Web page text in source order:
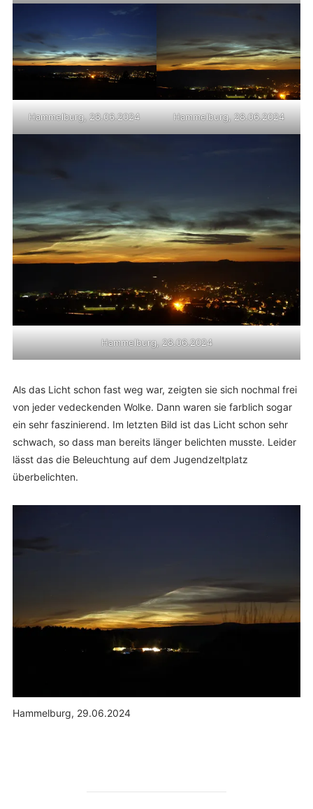
Hammelburg, 28.06.2024 Hammelburg, 28.06.2024
Hammelburg, 28.06.2024
Als das Licht schon fast weg war, zeigten sie sich nochmal frei
von jeder vedeckenden Wolke. Dann waren sie farblich sogar
ein sehr faszinierend. Im letzten Bild ist das Licht schon sehr
schwach, so dass man bereits länger belichten musste. Leider
lässt das die Beleuchtung auf dem Jugendzeltplatz
überbelichten.
Hammelburg, 29.06.2024